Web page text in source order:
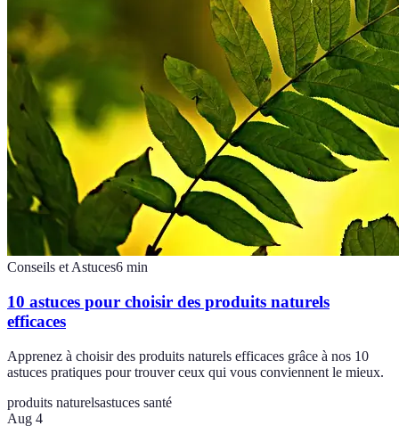
Conseils et Astuces6 min
10 astuces pour choisir des produits naturels
efficaces
Apprenez à choisir des produits naturels efficaces grâce à nos 10
astuces pratiques pour trouver ceux qui vous conviennent le mieux.
produits naturelsastuces santé
Aug 4